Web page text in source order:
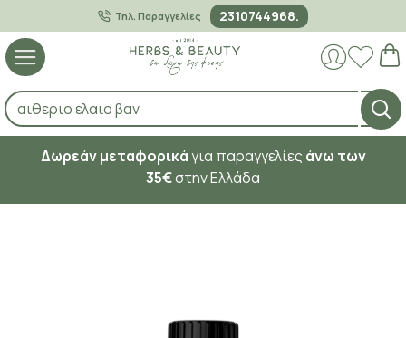
Τηλ. Παραγγελίες 2310744968.
Δωρεάν μεταφορικάγια παραγγελίες άνω των
35€στην Ελλάδα